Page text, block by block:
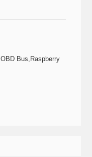
,OBD Bus Raspberry